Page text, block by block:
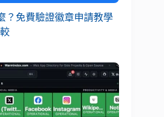
？免費驗證徽章申請教學